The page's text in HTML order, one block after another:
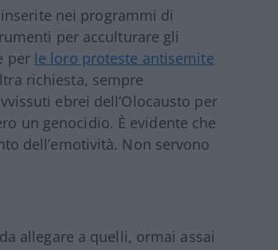
inserite nei programmi di
per acculturare gli
per le loro proteste antisemite
richiesta, sempre
ebrei dell’Olocausto per
un genocidio. È evidente che
dell’emotività. Non servono
allegare a quelli, ormai assai